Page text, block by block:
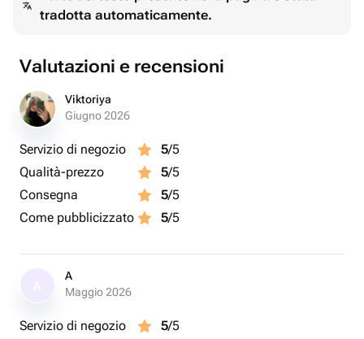
tradotta automaticamente.
Valutazioni e recensioni
Viktoriya
Giugno 2026
Servizio di negozio 5/5
Qualità-prezzo
5/5
Consegna
5/5
Come pubblicizzato
5/5
A
Maggio 2026
Servizio di negozio 5/5